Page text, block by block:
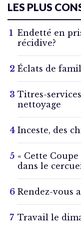
LES PLUS
Endetté en
récidive?
Éclats de
Titres-
nettoyage
Inceste, des
« Cette
dans le
Rendez-vous
Travail le